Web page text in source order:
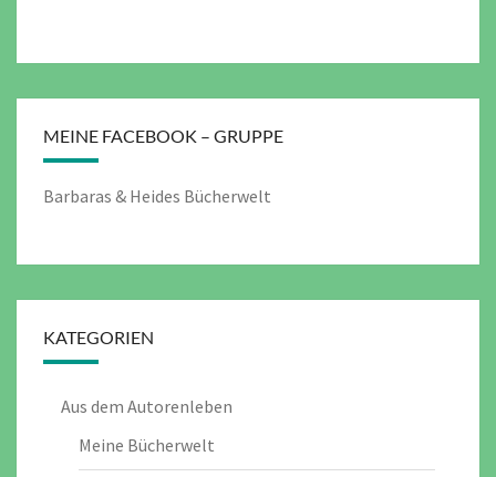
MEINE FACEBOOK – GRUPPE
Barbaras & Heides Bücherwelt
KATEGORIEN
Aus dem Autorenleben
Meine Bücherwelt